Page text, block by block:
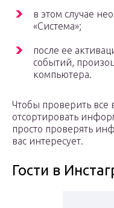
в этом случае
«Система»;
после ее
событий,
компьютера.
Чтобы проверить
отсортировать
просто проверять
вас интересует.
Гости в